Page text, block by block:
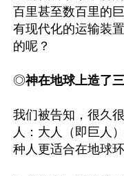
百里甚至数百里的
有现代化的运输装
的呢？
◎神在地球上造了
我们被告知，很久
人：大人（即巨人
种人更适合在地球环